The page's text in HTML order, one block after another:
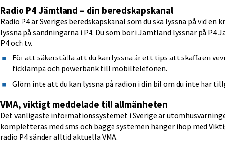
Radio P4 Jämtland – din beredskapskanal
Radio P4 är Sveriges beredskapskanal som du ska lyssna på vid
lyssna på sändningarna i P4. Du som bor i Jämtland lyssnar på P4
P4 och tv.
För att säkerställa att du kan lyssna är ett tips att skaffa en
ficklampa och powerbank till mobiltelefonen.
Glöm inte att du kan lyssna på radion i din bil om du inte har
VMA, viktigt meddelade till allmänheten
Det vanligaste informationssystemet i Sverige är
kompletteras med sms och bägge systemen hänger ihop med
radio P4 sänder alltid aktuella VMA.